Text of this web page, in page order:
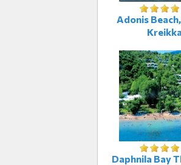
Adonis
Daphnila Bay